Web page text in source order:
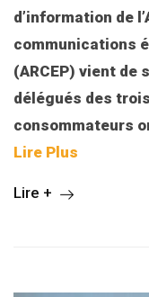
d’information de
communications
(ARCEP) vient de
délégués des
consommateurs
Lire Plus
Lire +